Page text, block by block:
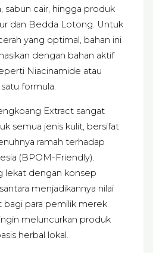
sabun cair, hingga produk
dan Bedda Lotong. Untuk
yang optimal, bahan ini
dengan bahan aktif
Niacinamide atau
formula.
Extract sangat
semua jenis kulit, bersifat
ramah terhadap
(BPOM-Friendly).
lekat dengan konsep
menjadikannya nilai
bagi para pemilik merek
meluncurkan produk
herbal lokal.